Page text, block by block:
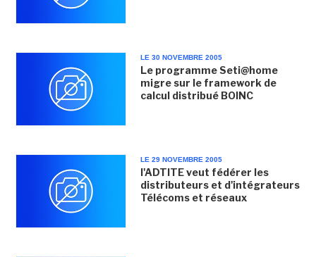
LE 30 NOVEMBRE 2005
Le programme Seti@home
migre sur le framework de
calcul distribué BOINC
LE 29 NOVEMBRE 2005
l'ADTITE veut fédérer les
distributeurs et d'intégrateurs
Télécoms et réseaux